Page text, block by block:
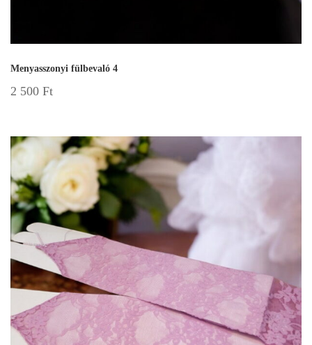
Menyasszonyi fülbevaló 4
2 500 Ft